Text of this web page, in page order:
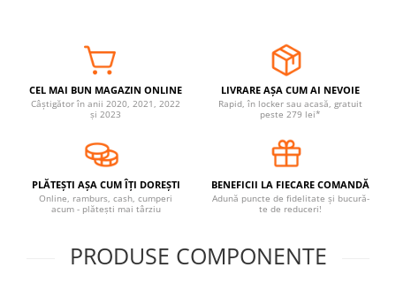
Jucarii copii si jocuri educative
Jucarii dentitie
Jucarii bebelusi
Covorase ortopedice senzoriale
Cuburi magnetice JollyHeap®
Rechizite scolare
CEL MAI BUN MAGAZIN ONLINE
Câștigător în anii 2020, 2021, 2022
și 2023
LIVRARE AȘA CUM AI NEVOIE
Rapid, în locker sau acasă, gratuit
peste 279 lei*
PLĂTEȘTI AȘA CUM ÎȚI DOREȘTI
Online, ramburs, cash, cumperi
acum - plătești mai târziu
BENEFICII LA FIECARE COMANDĂ
Adună puncte de fidelitate și bucură-
te de reduceri!
PRODUSE COMPONENTE